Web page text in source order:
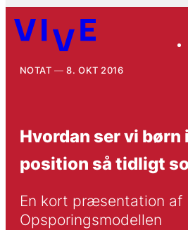
NOTAT 8. OKT 2016
Hvordan ser vi børn
position så tidligt
En kort præsentation af
Opsporingsmodellen